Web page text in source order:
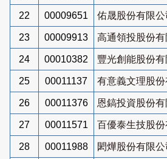
22 00009651 佑晟股份有限公
23 00009913 高通領投股份有
24 00010382 豐光創能股份有
25 00011137 有意義文理股份
26 00011376 恩鎬投資股份有
27 00011571 百優泰生技股份
28 00011988 閎燁股份有限公